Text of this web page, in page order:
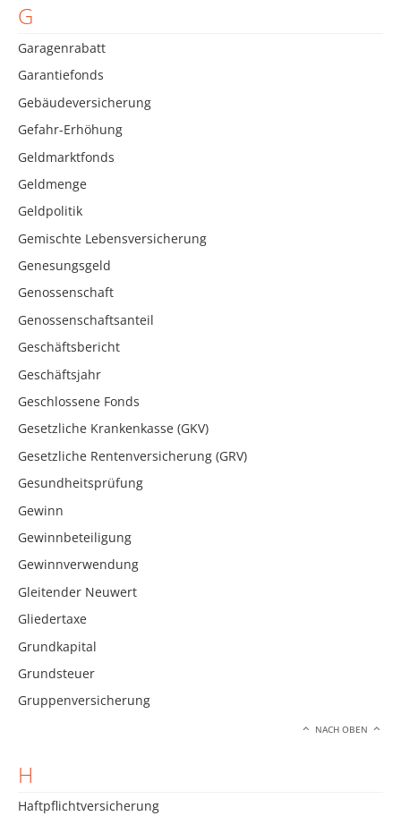
G
Garagenrabatt
Garantiefonds
Gebäudeversicherung
Gefahr-Erhöhung
Geldmarktfonds
Geldmenge
Geldpolitik
Gemischte Lebensversicherung
Genesungsgeld
Genossenschaft
Genossenschaftsanteil
Geschäftsbericht
Geschäftsjahr
Geschlossene Fonds
Gesetzliche Krankenkasse (GKV)
Gesetzliche Rentenversicherung (GRV)
Gesundheitsprüfung
Gewinn
Gewinnbeteiligung
Gewinnverwendung
Gleitender Neuwert
Gliedertaxe
Grundkapital
Grundsteuer
Gruppenversicherung
NACH OBEN
H
Haftpflichtversicherung